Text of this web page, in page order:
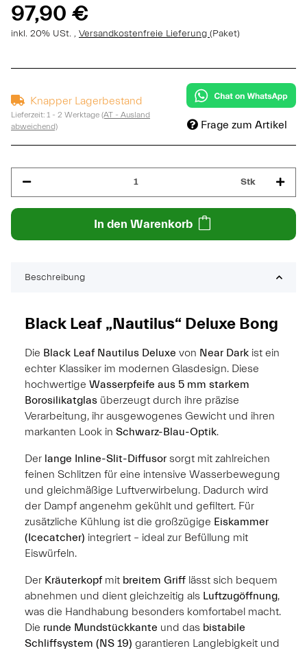
97,90 €
inkl. 20% USt. , Versandkostenfreie Lieferung (Paket)
Knapper Lagerbestand
Lieferzeit: 1 - 2 Werktage (AT - Ausland
abweichend)
Frage zum Artikel
Stk
In den Warenkorb
Beschreibung
Black Leaf „Nautilus“ Deluxe Bong
Die Black Leaf Nautilus Deluxe von Near Dark ist ein
echter Klassiker im modernen Glasdesign. Diese
hochwertige Wasserpfeife aus 5 mm starkem
Borosilikatglas überzeugt durch ihre präzise
Verarbeitung, ihr ausgewogenes Gewicht und ihren
markanten Look in Schwarz-Blau-Optik.
Der lange Inline-Slit-Diffusor sorgt mit zahlreichen
feinen Schlitzen für eine intensive Wasserbewegung
und gleichmäßige Luftverwirbelung. Dadurch wird
der Dampf angenehm gekühlt und gefiltert. Für
zusätzliche Kühlung ist die großzügige Eiskammer
(Icecatcher) integriert – ideal zur Befüllung mit
Eiswürfeln.
Der Kräuterkopfmit breitem Griff lässt sich bequem
abnehmen und dient gleichzeitig als Luftzugöffnung,
was die Handhabung besonders komfortabel macht.
Die runde Mundstückkante und das bistabile
Schliffsystem (NS 19) garantieren Langlebigkeit und